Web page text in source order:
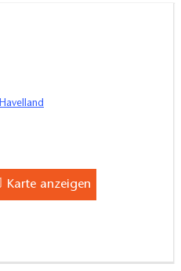
Havelland
Karte anzeigen